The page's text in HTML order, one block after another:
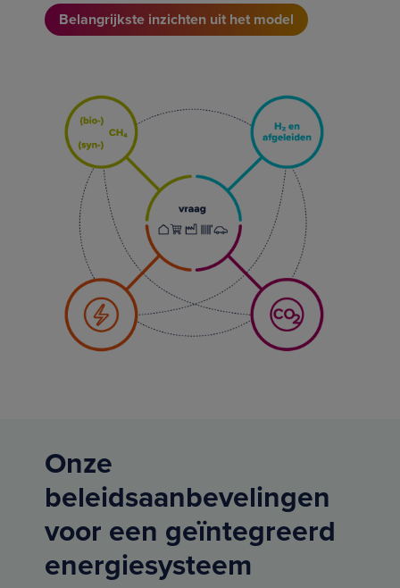
Belangrijkste inzichten uit het model
Onze
beleidsaanbevelingen
voor een geïntegreerd
energiesysteem